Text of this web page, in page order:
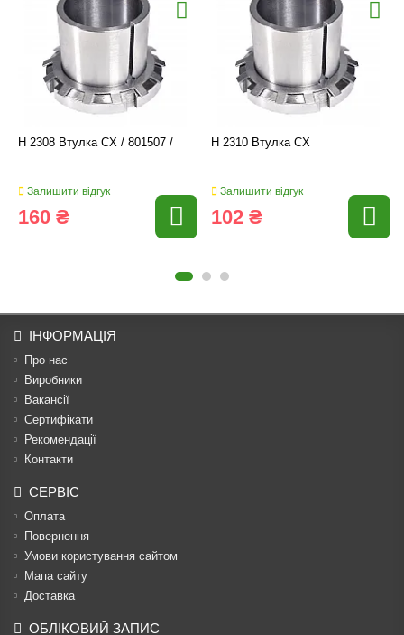
H 2308 Втулка CX / 801507 /
Залишити відгук
160 ₴
H 2310 Втулка CX
Залишити відгук
102 ₴
ІНФОРМАЦІЯ
Про нас
Виробники
Вакансії
Сертифікати
Рекомендації
Контакти
СЕРВІС
Оплата
Повернення
Умови користування сайтом
Мапа сайту
Доставка
ОБЛІКОВИЙ ЗАПИС